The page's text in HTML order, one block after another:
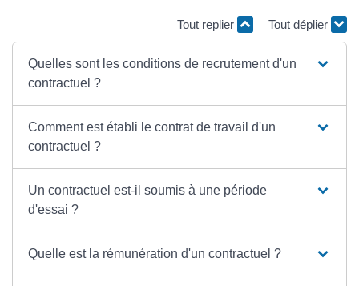
Tout replier Tout déplier
Quelles sont les conditions de recrutement d'un
contractuel ?
Comment est établi le contrat de travail d'un
contractuel ?
Un contractuel est-il soumis à une période
d'essai ?
Quelle est la rémunération d'un contractuel ?